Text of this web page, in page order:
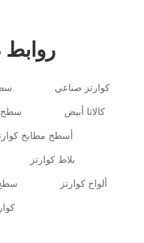
كوارتز صناعي
كالاتا أبيض
سطح
أسطح مطابخ
بلاط كوارتز
ألواح كوارتز